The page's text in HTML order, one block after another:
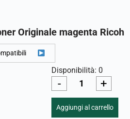
Originale magenta Ricoh
Disponibilità: 0
- +
Aggiungi al carrello